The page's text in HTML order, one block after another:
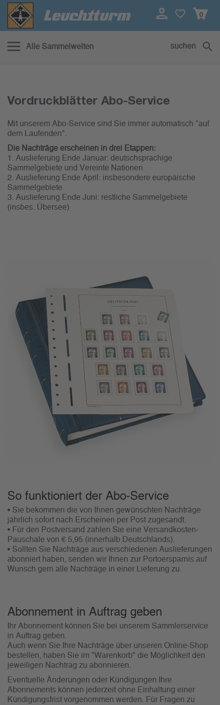
0
Alle Sammelwelten suchen
Vordruckblätter Abo-Service
Mit unserem Abo-Service sind Sie immer automatisch "auf
dem Laufenden".
Die Nachträge erscheinen in drei Etappen:
1. Auslieferung Ende Januar: deutschsprachige
Sammelgebiete und Vereinte Nationen
2. Auslieferung Ende April: insbesondere europäische
Sammelgebiete
3. Auslieferung Ende Juni: restliche Sammelgebiete
(insbes. Übersee)
So funktioniert der Abo-Service
• Sie bekommen die von Ihnen gewünschten Nachträge
jährlich sofort nach Erscheinen per Post zugesandt.
• Für den Postversand zahlen Sie eine Versandkosten-
Pauschale von € 5,95 (innerhalb Deutschlands).
• Sollten Sie Nachträge aus verschiedenen Auslieferungen
abonniert haben, senden wir Ihnen zur Portoersparnis auf
Wunsch gern alle Nachträge in einer Lieferung zu.
Abonnement in Auftrag geben
Ihr Abonnement können Sie bei unserem Sammlerservice
in Auftrag geben.
Auch wenn Sie Ihre Nachträge über unseren Online-Shop
bestellen, haben Sie im "Warenkorb" die Möglichkeit den
jeweiligen Nachtrag zu abonnieren.
Eventuelle Änderungen oder Kündigungen Ihre
Abonnements können jederzeit ohne Einhaltung einer
Kündigungsfrist vorgenommen werden. Für Fragen zu